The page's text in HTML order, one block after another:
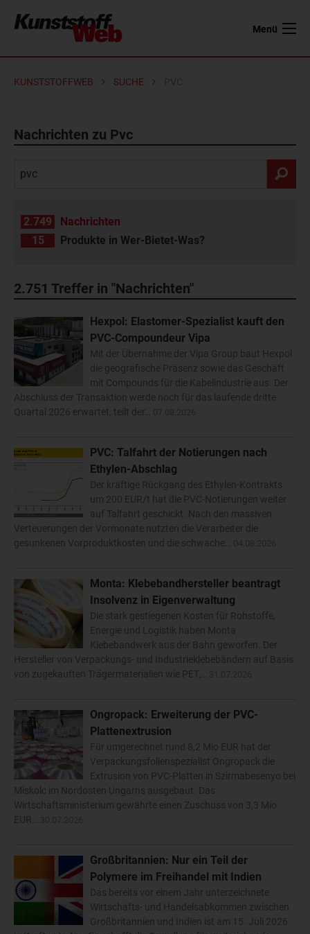
Menü
KUNSTSTOFFWEB SUCHE
Nachrichten zu Pvc
2.749
Nachrichten
15
Produkte in Wer-Bietet-Was?
2.751 Treffer in "Nachrichten"
Hexpol: Elastomer-Spezialist kauft den
PVC-Compoundeur Vipa
Mit der Übernahme der Vipa Group baut Hexpol
die geografische Präsenz sowie das Geschäft
mit Compounds für die Kabelindustrie aus. Der
Abschluss der Transaktion werde noch für das laufende dritte
Quartal 2026 erwartet, teilt der…
PVC: Talfahrt der Notierungen nach
Ethylen-Abschlag
Der kräftige Rückgang des Ethylen-Kontrakts
um 200 EUR/t hat die PVC-Notierungen weiter
auf Talfahrt geschickt. Nach den massiven
Verteuerungen der Vormonate nutzten die Verarbeiter die
gesunkenen Vorproduktkosten und die schwache…
Monta: Klebebandhersteller beantragt
Insolvenz in Eigenverwaltung
Die stark gestiegenen Kosten für Rohstoffe,
Energie und Logistik haben Monta
Klebebandwerk aus der Bahn geworfen. Der
Hersteller von Verpackungs- und Industrieklebebändern auf Basis
von zugekauften Trägermaterialien wie PET,…
Ongropack: Erweiterung der PVC-
Plattenextrusion
Für umgerechnet rund 8,2 Mio EUR hat der
Verpackungsfolienspezialist Ongropack die
Extrusion von PVC-Platten in Szirmabesenyo bei
Miskolc im Nordosten Ungarns ausgebaut. Das
Wirtschaftsministerium gewährte einen Zuschuss von 3,3 Mio
EUR…
Großbritannien: Nur ein Teil der
Polymere im Freihandel mit Indien
Das bereits vor einem Jahr unterzeichnete
Wirtschafts- und Handelsabkommen zwischen
Großbritannien und Indien ist am 15. Juli 2026